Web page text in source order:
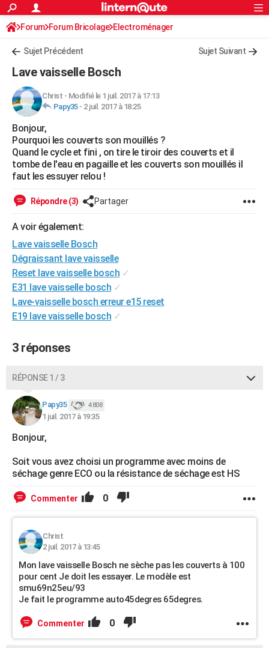
ACTUALITÉS
Politique
Société
Faits Divers
Education
Monde
Villes
+
FINANCE
Retraite
Impôts
Epargne
Immobilier
Risques naturels par ville
Banque
Assurance
Crédit
AUTO
Essais
Réserver un essai
Citadines
Berlines
SUV
Forum auto
+HIGH-TECH
Mobiles
Meilleur smartphone
Internet
Ordinateurs
Jeux vidéo
Guide high-tech
+BRICOLAGE
Forum
Aménagement intérieur
Extérieur
Cuisine
Salle de bains
Jardinage
Rangement
Guides de France
Escapades
Patrimoine
Expositions
Musées
Week-end nature
Art de vivre
Bien-être
Loisirs
Mode
Modes de vie
Alimentation
Guide de la santé
Maladies
Médicaments
Sommeil
VOYAGE
PHOTO
GUIDES D'ACHAT
CARTE DE VOEUX
Carte de Noël
Carte Bonne année
Carte Saint-Valentin
Carte Pâques
Carte d'anniversaire
DICTIONNAIRE
Dictionnaire
Biographies
Citations
Expressions
Proverbes
PROGRAMME TV
FORUM
Bricolage
Lifestyle
Culture
Sport
Auto
Television
Voyage
Cinema
S'inscrire
Connexion
Forum Forum Bricolage Electroménager
Sujet Précédent Sujet Suivant
Lave vaisselle Bosch
Christ - Modifié le 1 juil. 2017 à 17:13
Papy35- 2 juil. 2017 à 18:25
Bonjour,
Pourquoi les couverts son mouillés ?
Quand le cycle et fini , on tire le tiroir des couverts et il
tombe de l'eau en pagaille et les couverts son mouillés il
faut les essuyer relou !
Répondre (3) Partager
A voir également:
Lave vaisselle Bosch
Dégraissant lave vaisselle
Reset lave vaisselle bosch ✓
E31 lave vaisselle bosch ✓
Lave-vaisselle bosch erreur e15 reset
E19 lave vaisselle bosch ✓
3 réponses
RÉPONSE 1 / 3
Papy35 4 808
1 juil. 2017 à 19:35
Bonjour,
Soit vous avez choisi un programme avec moins de
séchage genre ECO ou la résistance de séchage est HS
Commenter 0
Christ
2 juil. 2017 à 13:45
Mon lave vaisselle Bosch ne sèche pas les couverts à 100
pour cent Je doit les essayer. Le modèle est
smu69n25eu/93
Je fait le programme auto45degres 65degres.
Commenter 0